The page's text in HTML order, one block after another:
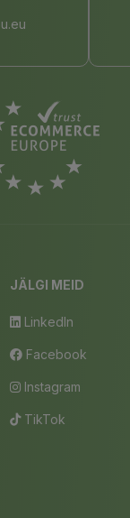
JÄLGI MEID
LinkedIn
Facebook
Instagram
TikTok